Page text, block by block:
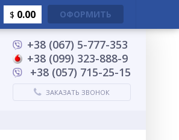
+38 (067) 5-777-353
+38 (099) 323-888-9
+38 (057) 715-25-15
ЗАКАЗАТЬ ЗВОНОК
$ 0.00 ОФОРМИТЬ